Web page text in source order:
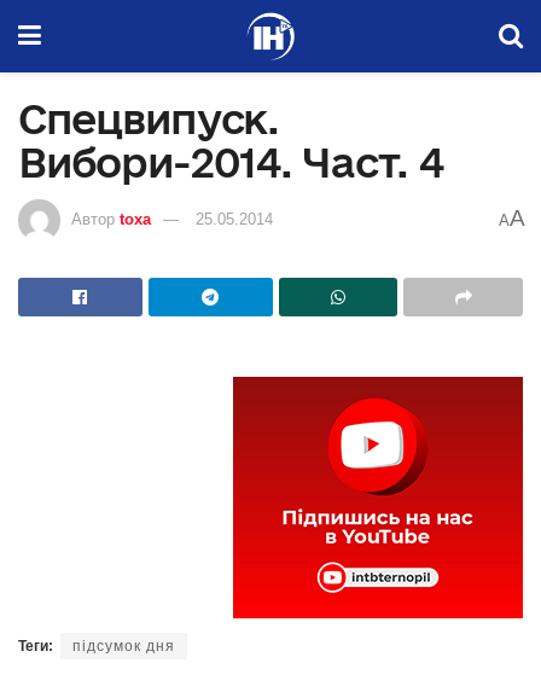
Спецвипуск.
Вибори-2014. Част. 4
Автор toxa 25.05.2014 AA
Теги: підсумок дня